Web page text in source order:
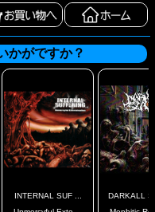
かがですか？
INTERNAL SUF ...
DARKALL